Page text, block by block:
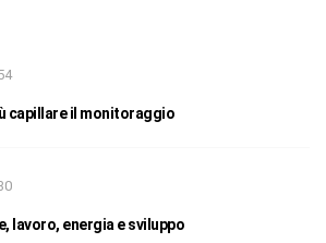
capillare il monitoraggio
lavoro, energia e sviluppo